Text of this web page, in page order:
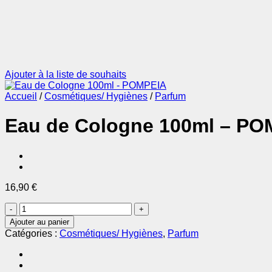
Ajouter à la liste de souhaits
Accueil / Cosmétiques/ Hygiènes / Parfum
Eau de Cologne 100ml –
16,90 €
quantité
de
Eau
de
Cologne
100ml
Ajouter au panier
Catégories : Cosmétiques/ Hygiènes, Parfum